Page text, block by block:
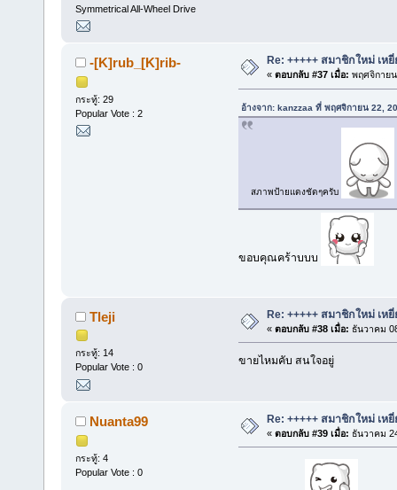
Symmetrical All-Wheel Drive
-[K]rub_[K]rib-
กระทู้: 29
Popular Vote : 2
Re: +++++ สมาชิกใหม่ เห
« ตอบกลับ #37 เมื่อ: พฤศจิกาย
อ้างจาก: kanzzaa ที่ พฤศจิกายน 22,
สภาพป้ายแดงชัดๆครับ
ขอบคุณคร้าบบบ
Tleji
กระทู้: 14
Popular Vote : 0
Re: +++++ สมาชิกใหม่ เห
« ตอบกลับ #38 เมื่อ: ธันวาคม
ขายไหมคับ สนใจอยู่
Nuanta99
กระทู้: 4
Popular Vote : 0
Re: +++++ สมาชิกใหม่ เห
« ตอบกลับ #39 เมื่อ: ธันวาคม